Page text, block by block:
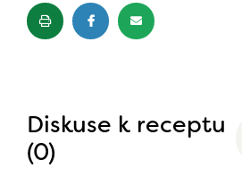
Diskuse k receptu
(0)